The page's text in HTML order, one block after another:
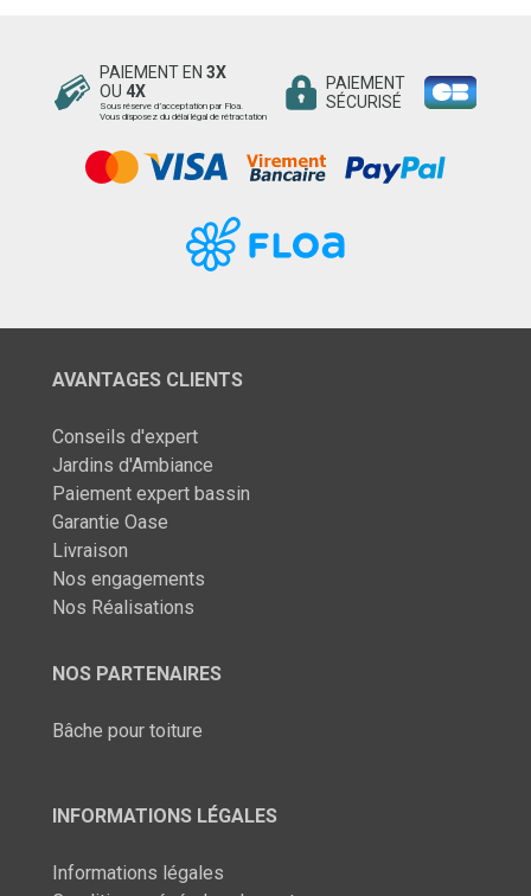
PAIEMENT EN 3X
OU 4X
Sous réserve d’acceptation par Floa.
Vous disposez du délai légal de rétractation
PAIEMENT
SÉCURISÉ
AVANTAGES CLIENTS
Conseils d'expert
Jardins d'Ambiance
Paiement expert bassin
Garantie Oase
Livraison
Nos engagements
Nos Réalisations
NOS PARTENAIRES
Bâche pour toiture
INFORMATIONS LÉGALES
Informations légales